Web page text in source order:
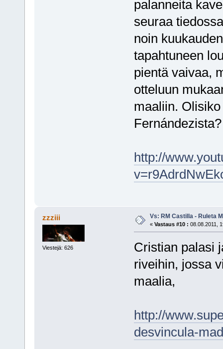
palanneita
seuraa
noin
tapahtuneen
pientä vaivaa,
otteluun
maaliin.
Fernándezista?
http://
zzziii
Viestejä: 626
Vs: RM Castilla - Ruleta
« Vastaus #10 : 08.08.2011,
Cristian palasi
riveihin, jossa
maalia,
http://
desvincula-